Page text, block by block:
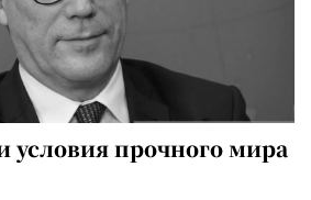
прочного мира